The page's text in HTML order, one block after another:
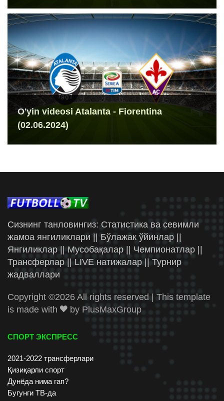
O'yin videosi Atalanta - Fiorentina
(02.06.2024)
Сизнинг танловингиз: Статистика ва севимли
жамоа янгиликлари || Бўлажак ўйинлар ||
Янгиликлар || Мусобақалар || Чемпионатлар ||
Трансферлар || LIVE натижалар || Турнир
жадваллари
Copyright ©2026 All rights reserved | This template
is made with
by PlusMaxGroup
СПОРТ ЭКСПРЕСС
2021-2022 трансферлари
Қизиқарли спорт
Дунёда нима гап?
Бугунги ТВ-да